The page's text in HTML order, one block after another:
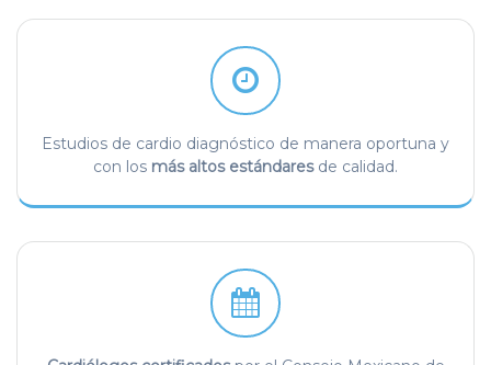
Estudios de cardio diagnóstico de manera oportuna y
con los más altos estándaresde calidad.